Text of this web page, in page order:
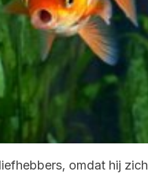
omdat hij zich